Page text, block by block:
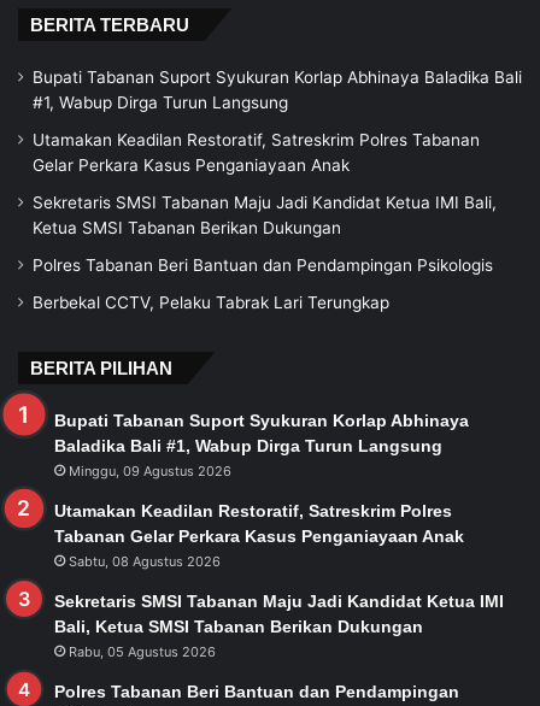
BERITA TERBARU
Bupati Tabanan Suport Syukuran Korlap Abhinaya Baladika Bali
#1, Wabup Dirga Turun Langsung
Utamakan Keadilan Restoratif, Satreskrim Polres Tabanan
Gelar Perkara Kasus Penganiayaan Anak
Sekretaris SMSI Tabanan Maju Jadi Kandidat Ketua IMI Bali,
Ketua SMSI Tabanan Berikan Dukungan
Polres Tabanan Beri Bantuan dan Pendampingan Psikologis
Berbekal CCTV, Pelaku Tabrak Lari Terungkap
BERITA PILIHAN
Bupati Tabanan Suport Syukuran Korlap Abhinaya
Baladika Bali #1, Wabup Dirga Turun Langsung
Minggu, 09 Agustus 2026
Utamakan Keadilan Restoratif, Satreskrim Polres
Tabanan Gelar Perkara Kasus Penganiayaan Anak
Sabtu, 08 Agustus 2026
Sekretaris SMSI Tabanan Maju Jadi Kandidat Ketua IMI
Bali, Ketua SMSI Tabanan Berikan Dukungan
Rabu, 05 Agustus 2026
Polres Tabanan Beri Bantuan dan Pendampingan